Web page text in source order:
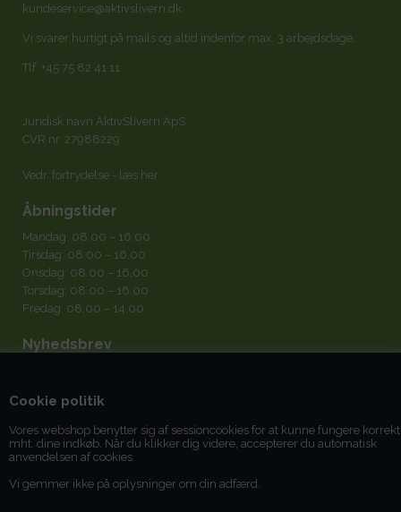
Cookie politik
Vores webshop benytter sig af sessioncookies for at kunne fungere korrekt
mht. dine indkøb. Når du klikker dig videre, accepterer du automatisk
anvendelsen af cookies.
Vi gemmer ikke på oplysninger om din adfærd.
kundeservice@aktivslivern.dk
Vi svarer hurtigt på mails og altid indenfor max. 3 arbejdsdage.
Tlf. +45 75 82 41 11
Juridisk navn AktivSlivern ApS
CVR nr. 27988229
Vedr. fortrydelse - læs her
Åbningstider
Mandag: 08.00 – 16.00
Tirsdag: 08.00 – 16.00
Onsdag: 08.00 – 16.00
Torsdag: 08.00 – 16.00
Fredag: 08.00 – 14.00
Nyhedsbrev
Jeg acceptererbetingelserne